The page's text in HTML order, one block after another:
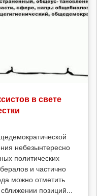
в свете
небезынтересно
политических
и частично
можно отметить
позиций...